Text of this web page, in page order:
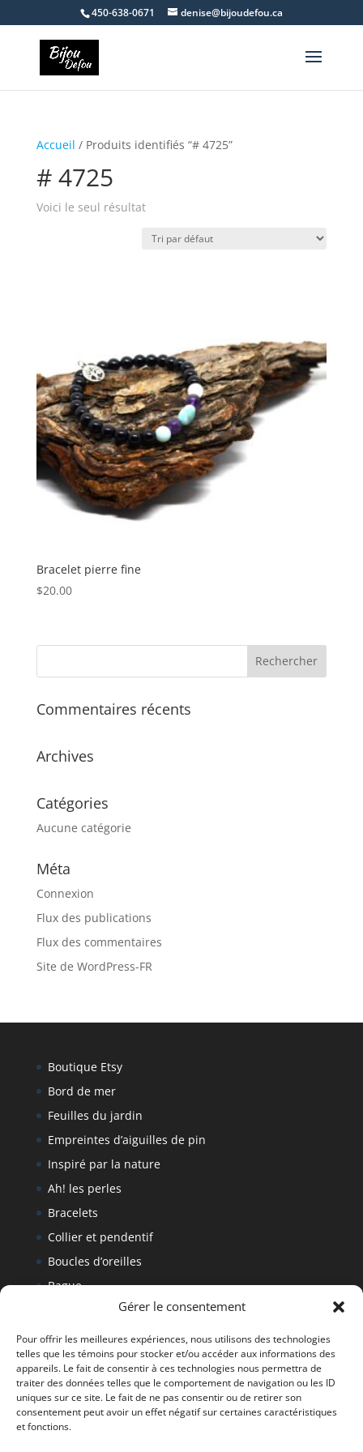
Gérer le consentement
Pour offrir les meilleures expériences, nous utilisons des technologies
telles que les témoins pour stocker et/ou accéder aux informations des
appareils. Le fait de consentir à ces technologies nous permettra de
traiter des données telles que le comportement de navigation ou les ID
uniques sur ce site. Le fait de ne pas consentir ou de retirer son
consentement peut avoir un effet négatif sur certaines caractéristiques
et fonctions.
450-638-0671 denise@bijoudefou.ca
Accueil / Produits identifiés “# 4725”
# 4725
Voici le seul résultat
Bracelet pierre fine
$20.00
Commentaires récents
Archives
Catégories
Aucune catégorie
Méta
Connexion
Flux des publications
Flux des commentaires
Site de WordPress-FR
Boutique Etsy
Bord de mer
Feuilles du jardin
Empreintes d’aiguilles de pin
Inspiré par la nature
Ah! les perles
Bracelets
Collier et pendentif
Boucles d’oreilles
Bague
Politique de retour
Tous droits réservés Denise Fournier 2019